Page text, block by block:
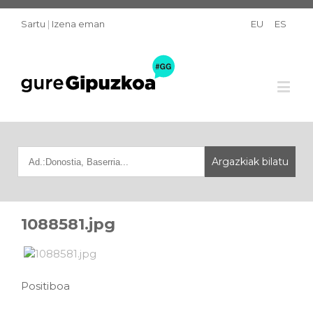
Sartu | Izena eman EU ES
1088581.jpg
Positiboa